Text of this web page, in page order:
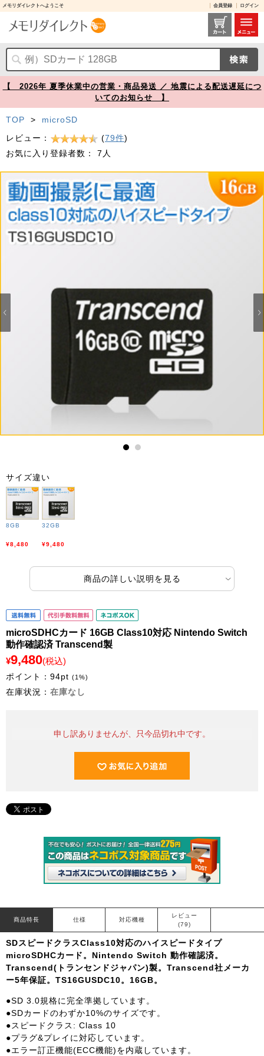
メモリダイレクトへようこそ 会員登録 ログイン
microSDHCカード 16GB Class10対応 Nintendo Switch 動作確認済 Transcend製【メモリダイレクト】
【 2026年 夏季休業中の営業・商品発送 ／ 地震による配送遅延につ
いてのお知らせ 】
TOP >
microSD
レビュー：
(79件)
お気に入り登録者数：
7人
サイズ違い
8GB
¥8,480
32GB
¥9,480
商品の詳しい説明を見る
microSDHCカード 16GB Class10対応 Nintendo Switch
動作確認済 Transcend製
¥9,480(税込)
ポイント： 94pt (1%)
在庫状況： 在庫なし
申し訳ありませんが、只今品切れ中です。
商品特長 仕様 対応機種
レビュー
(79)
SDスピードクラスClass10対応のハイスピードタイプ
microSDHCカード。Nintendo Switch 動作確認済。
Transcend(トランセンドジャパン)製。Transcend社メーカ
ー5年保証。TS16GUSDC10。16GB。
●SD 3.0規格に完全準拠しています。
●SDカードのわずか10%のサイズです。
●スピードクラス: Class 10
●プラグ&プレイに対応しています。
●エラー訂正機能(ECC機能)を内蔵しています。